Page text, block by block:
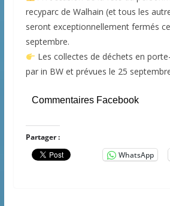
recyparc de Walhain (et tous les
seront exceptionnellement fermés
septembre.
Les collectes de déchets en
par in BW et prévues le 25
Commentaires Facebook
Partager :
WhatsApp